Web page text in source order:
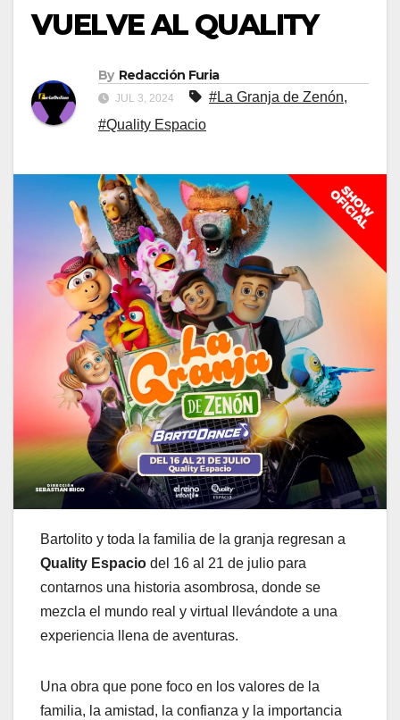
VUELVE AL QUALITY
By Redacción Furia
JUL 3, 2024 #La Granja de Zenón,
#Quality Espacio
Bartolito y toda la familia de la granja regresan a
Quality Espacio del 16 al 21 de julio para
contarnos una historia asombrosa, donde se
mezcla el mundo real y virtual llevándote a una
experiencia llena de aventuras.
Una obra que pone foco en los valores de la
familia, la amistad, la confianza y la importancia